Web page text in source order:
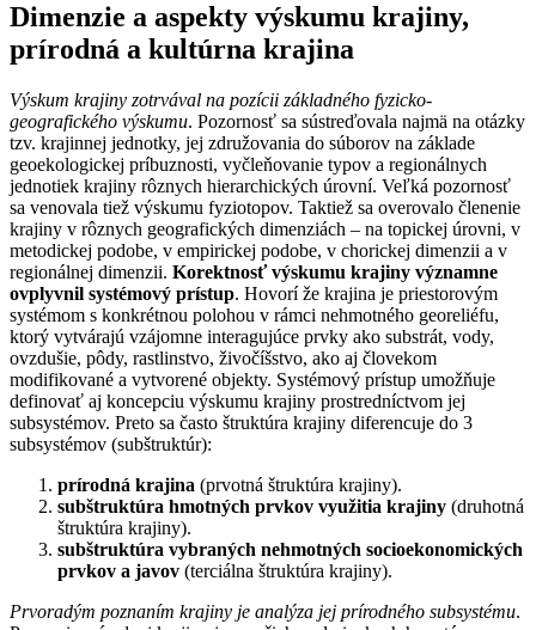
Dimenzie a aspekty výskumu krajiny,
prírodná a kultúrna krajina
Výskum krajiny zotrvával na pozícii základného fyzicko-
geografického výskumu. Pozornosť sa sústreďovala najmä na otázky
tzv. krajinnej jednotky, jej združovania do súborov na základe
geoekologickej príbuznosti, vyčleňovanie typov a regionálnych
jednotiek krajiny rôznych hierarchických úrovní. Veľká pozornosť
sa venovala tiež výskumu fyziotopov. Taktiež sa overovalo členenie
krajiny v rôznych geografických dimenziách – na topickej úrovni, v
metodickej podobe, v empirickej podobe, v chorickej dimenzii a v
regionálnej dimenzii. Korektnosť výskumu krajiny významne
ovplyvnil systémový prístup. Hovorí že krajina je priestorovým
systémom s konkrétnou polohou v rámci nehmotného georeliéfu,
ktorý vytvárajú vzájomne interagujúce prvky ako substrát, vody,
ovzdušie, pôdy, rastlinstvo, živočíšstvo, ako aj človekom
modifikované a vytvorené objekty. Systémový prístup umožňuje
definovať aj koncepciu výskumu krajiny prostredníctvom jej
subsystémov. Preto sa často štruktúra krajiny diferencuje do 3
subsystémov (subštruktúr):
prírodná krajina (prvotná štruktúra krajiny).
subštruktúra hmotných prvkov využitia krajiny (druhotná
štruktúra krajiny).
subštruktúra vybraných nehmotných socioekonomických
prvkov a javov (terciálna štruktúra krajiny).
Prvoradým poznaním krajiny je analýza jej prírodného subsystému.